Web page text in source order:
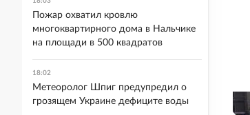
Пожар охватил кровлю
многоквартирного дома в Нальчике
на площади в 500 квадратов
18:02
Метеоролог Шпиг предупредил о
грозящем Украине дефиците воды